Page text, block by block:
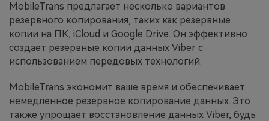
MobileTrans предлагает несколько вариантов
резервного копирования, таких как резервные
копии на ПК, iCloud и Google Drive. Он эффективно
создает резервные копии данных Viber с
использованием передовых технологий.
MobileTrans экономит ваше время и обеспечивает
немедленное резервное копирование данных. Это
также упрощает восстановление данных Viber, будь